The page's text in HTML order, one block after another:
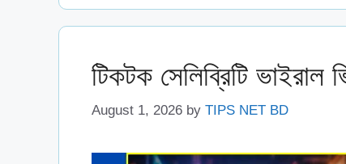
টিকটক সেলিব্রিটি ভাইরাল
August 1, 2026 by TIPS NET BD